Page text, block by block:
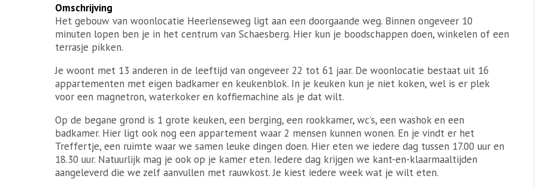
Omschrijving
Het gebouw van woonlocatie Heerlenseweg ligt aan een doorgaande weg. Binnen ongeveer 10
minuten lopen ben je in het centrum van Schaesberg. Hier kun je boodschappen doen, winkelen of een
terrasje pikken.
Je woont met 13 anderen in de leeftijd van ongeveer 22 tot 61 jaar. De woonlocatie bestaat uit 16
appartementen met eigen badkamer en keukenblok. In je keuken kun je niet koken, wel is er plek
voor een magnetron, waterkoker en koffiemachine als je dat wilt.
Op de begane grond is 1 grote keuken, een berging, een rookkamer, wc’s, een washok en een
badkamer. Hier ligt ook nog een appartement waar 2 mensen kunnen wonen. En je vindt er het
Treffertje, een ruimte waar we samen leuke dingen doen. Hier eten we iedere dag tussen 17.00 uur en
18.30 uur. Natuurlijk mag je ook op je kamer eten. Iedere dag krijgen we kant-en-klaarmaaltijden
aangeleverd die we zelf aanvullen met rauwkost. Je kiest iedere week wat je wilt eten.